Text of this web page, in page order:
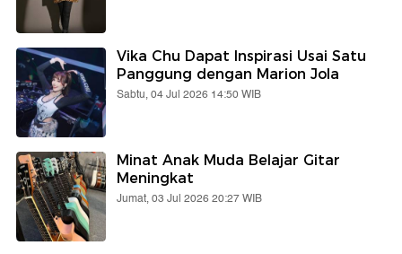
Vika Chu Dapat Inspirasi Usai Satu
Panggung dengan Marion Jola
Sabtu, 04 Jul 2026 14:50 WIB
Minat Anak Muda Belajar Gitar
Meningkat
Jumat, 03 Jul 2026 20:27 WIB